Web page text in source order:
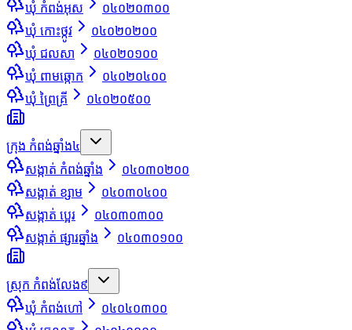
ឃុំ កំពង់អុស
០៤០២០៣០០
ឃុំ កោះថ្កូវ
០៤០២០២០០
ឃុំ ជលសា
០៤០២០១០០
ឃុំ ពាមឆ្កោក
០៤០២០៤០០
ឃុំ ព្រៃគ្រី
០៤០២០៥០០
ក្រុង កំពង់ឆ្នាំង៤
សង្កាត់ កំពង់ឆ្នាំង
០៤០៣០២០០
សង្កាត់ ខ្សាម
០៤០៣០៤០០
សង្កាត់ ប្អេរ
០៤០៣០៣០០
សង្កាត់ ផ្សារឆ្នាំង
០៤០៣០១០០
ស្រុក កំពង់លែង៩
ឃុំ កំពង់ហៅ
០៤០៤០៣០០